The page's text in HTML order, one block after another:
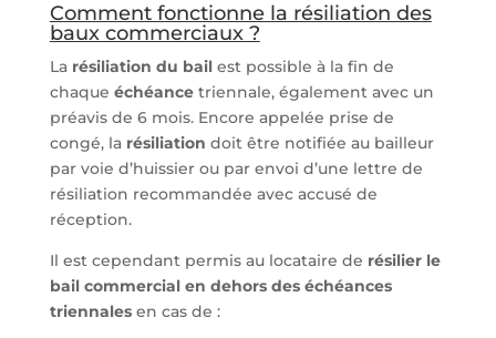
Comment fonctionne la résiliation des
baux commerciaux ?
La résiliation du bailest possible à la fin de
chaque échéancetriennale, également avec un
préavis de 6 mois. Encore appelée prise de
congé, la résiliation doit être notifiée au bailleur
par voie d’huissier ou par envoi d’une lettre de
résiliation recommandée avec accusé de
réception.
Il est cependant permis au locataire de résilier le
bail commercial en dehors des échéances
triennalesen cas de :